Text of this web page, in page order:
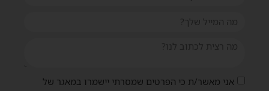
אני מאשר/ת כי הפרטים שמסרתי יישמרו במאגר של